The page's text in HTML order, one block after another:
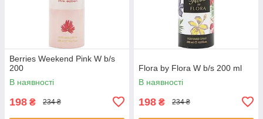
Berries Weekend Pink W b/s
200
В наявності
198 ₴ 234 ₴
Flora by Flora W b/s 200 ml
В наявності
198 ₴ 234 ₴